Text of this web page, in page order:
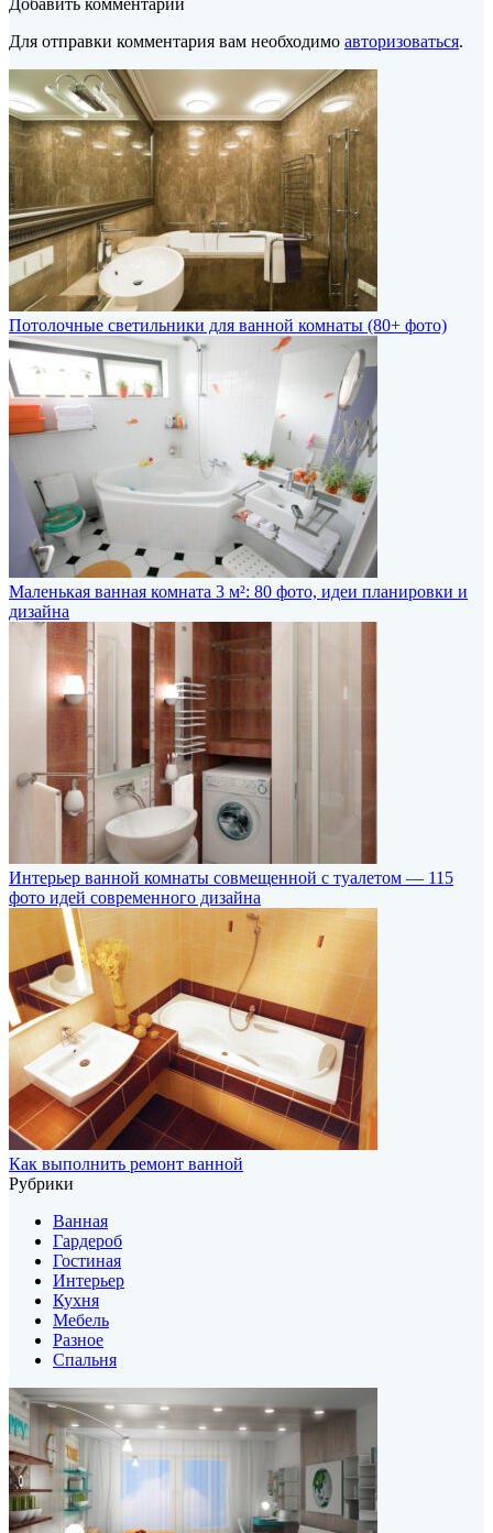
Добавить комментарий
Для отправки комментария вам необходимо авторизоваться.
Потолочные светильники для ванной комнаты (80+ фото)
Маленькая ванная комната 3 м²: 80 фото, идеи планировки и
дизайна
Интерьер ванной комнаты совмещенной с туалетом — 115
фото идей современного дизайна
Как выполнить ремонт ванной
Рубрики
Ванная
Гардероб
Гостиная
Интерьер
Кухня
Мебель
Разное
Спальня